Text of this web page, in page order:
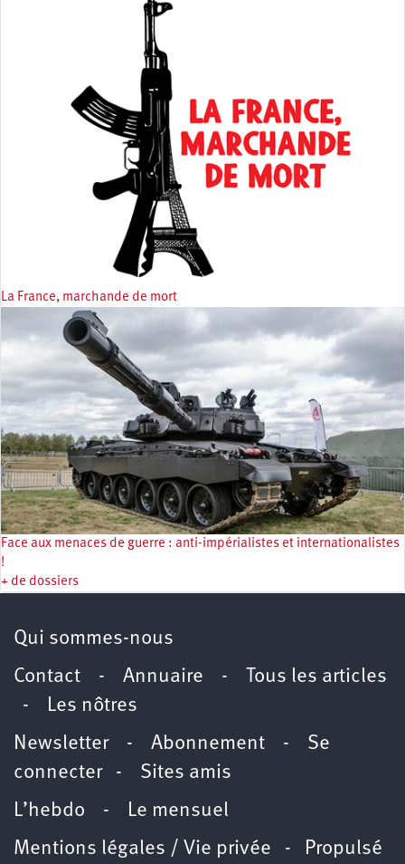
La France, marchande de mort
Face aux menaces de guerre : anti-impérialistes et internationalistes
!
+ de dossiers
Qui sommes-nous
Contact - Annuaire -
Tous les articles
- Les nôtres
Newsletter- Abonnement - Se
connecter- Sites amis
L’hebdo - Le mensuel
Mentions légales / Vie privée - Propulsé